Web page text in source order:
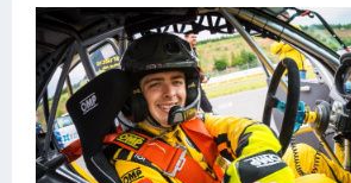
КатегорииФото